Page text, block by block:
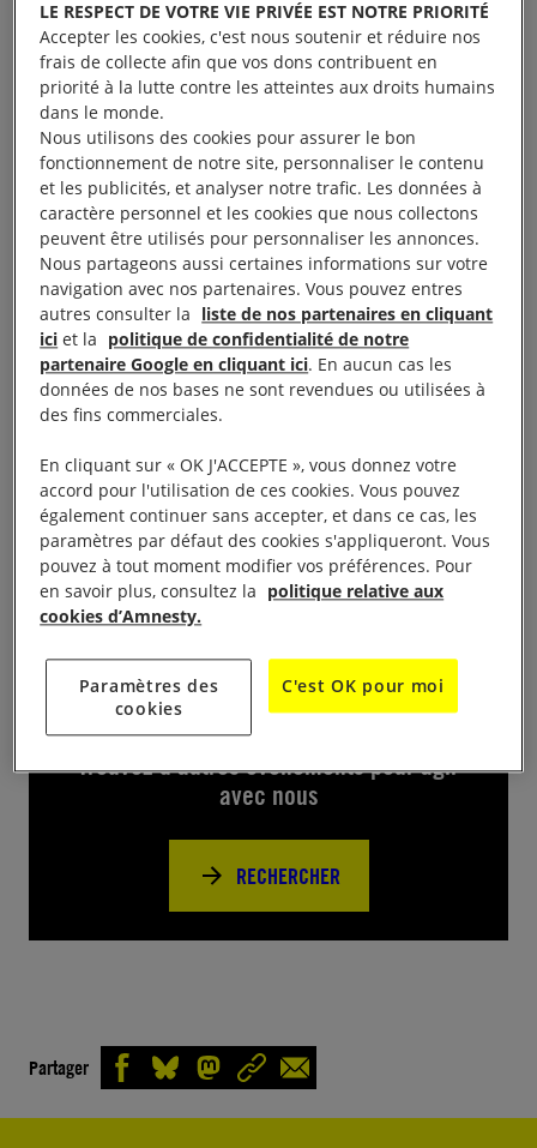
Tenue d’un stand dans l’espace solidaire du festival.
Infos pratiques :réservation, tout public, gratuité, etc.
Gratuit, tout public
Près de chez vous
Trouvez d’autres événements pour agir
avec nous
RECHERCHER
Partager
LE RESPECT DE VOTRE VIE PRIVÉE EST NOTRE PRIORITÉ
Accepter les cookies, c'est nous soutenir et réduire nos
frais de collecte afin que vos dons contribuent en
priorité à la lutte contre les atteintes aux droits humains
dans le monde.
Nous utilisons des cookies pour assurer le bon
fonctionnement de notre site, personnaliser le contenu
et les publicités, et analyser notre trafic. Les données à
caractère personnel et les cookies que nous collectons
peuvent être utilisés pour personnaliser les annonces.
Nous partageons aussi certaines informations sur votre
navigation avec nos partenaires. Vous pouvez entres
autres consulter la liste de nos partenaires en cliquant
ici et la politique de confidentialité de notre
partenaire Google en cliquant ici. En aucun cas les
données de nos bases ne sont revendues ou utilisées à
des fins commerciales.
En cliquant sur « OK J'ACCEPTE », vous donnez votre
accord pour l'utilisation de ces cookies. Vous pouvez
également continuer sans accepter, et dans ce cas, les
paramètres par défaut des cookies s'appliqueront. Vous
pouvez à tout moment modifier vos préférences. Pour
en savoir plus, consultez la politique relative aux
cookies d’Amnesty.
Paramètres des
cookies
C'est OK pour moi